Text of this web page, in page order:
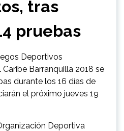
tras
pruebas
Deportivos
Barranquilla 2018 se
durante los 16 días de
el próximo jueves 19
Deportiva